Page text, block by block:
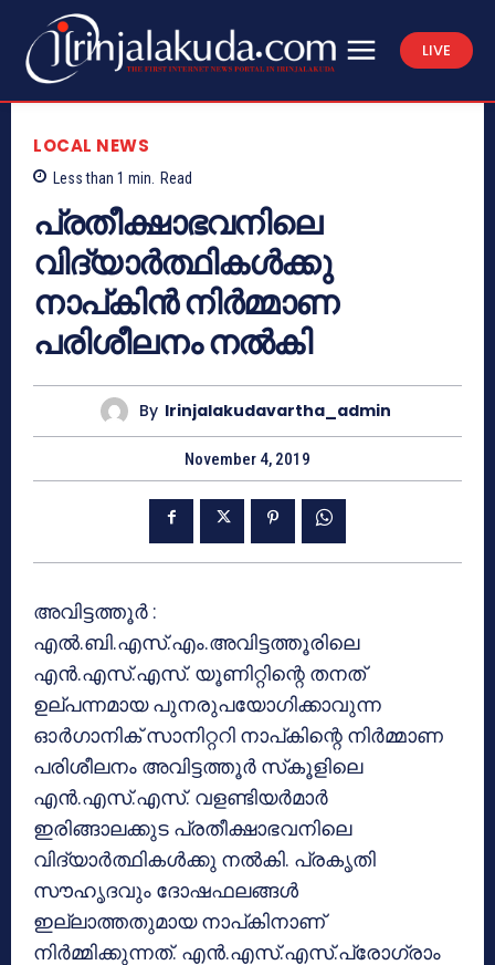
LIVE
LOCAL NEWS
Less than 1 min. Read
പ്രതീക്ഷാഭവനിലെ
വിദ്യാര്‍ത്ഥികള്‍ക്കു
നാപ്കിന്‍ നിര്‍മ്മാണ
പരിശീലനം നല്‍കി
By Irinjalakudavartha_admin
November 4, 2019
അവിട്ടത്തൂര്‍ :
എല്‍.ബി.എസ്.എം.അവിട്ടത്തൂരിലെ
എന്‍.എസ്.എസ്. യൂണിറ്റിന്റെ തനത്
ഉല്പന്നമായ പുനരുപയോഗിക്കാവുന്ന
ഓര്‍ഗാനിക് സാനിറ്ററി നാപ്കിന്റെ നിര്‍മ്മാണ
പരിശീലനം അവിട്ടത്തൂര്‍ സ്‌കൂളിലെ
എന്‍.എസ്.എസ്. വളണ്ടിയര്‍മാര്‍
ഇരിങ്ങാലക്കുട പ്രതീക്ഷാഭവനിലെ
വിദ്യാര്‍ത്ഥികള്‍ക്കു നല്‍കി. പ്രകൃതി
സൗഹൃദവും ദോഷഫലങ്ങള്‍
ഇല്ലാത്തതുമായ നാപ്കിനാണ്
നിര്‍മ്മിക്കുന്നത്. എന്‍.എസ്.എസ്.പ്രോഗ്രാം